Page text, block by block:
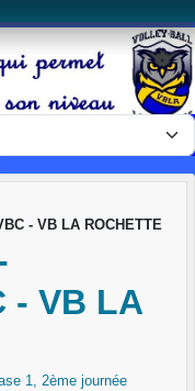
- VB LA ROCHETTE
- VB LA
1, 2ème journée